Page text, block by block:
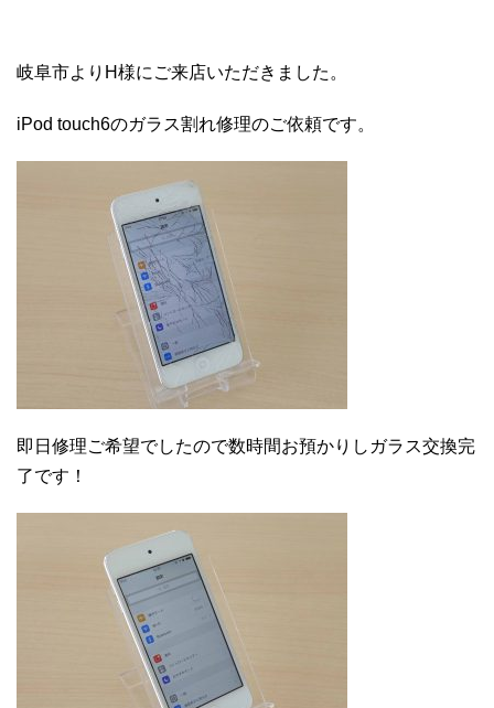
岐阜市よりH様にご来店いただきました。
iPod touch6のガラス割れ修理のご依頼です。
即日修理ご希望でしたので数時間お預かりしガラス交換完
了です！